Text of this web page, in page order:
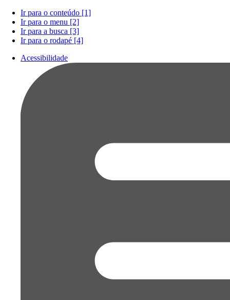
Ir para o conteúdo [1]
Ir para o menu [2]
Ir para a busca [3]
Ir para o rodapé [4]
Acessibilidade